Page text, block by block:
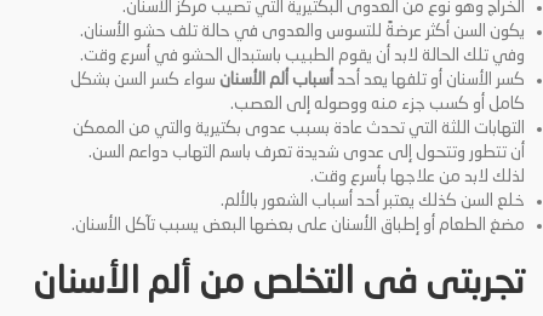
الخراج وهو نوع من العدوى البكتيرية التي تصيب مركز الأسنان.
يكون السن أكثر عرضةً للتسوس والعدوى في حالة تلف حشو الأسنان.
وفي تلك الحالة لابد أن يقوم الطبيب باستبدال الحشو في أسرع وقت.
كسر الأسنان أو تلفها يعد أحد أسباب ألم الأسنان سواء كسر السن بشكل
كامل أو كسب جزء منه ووصوله إلى العصب.
التهابات اللثة التي تحدث عادة بسبب عدوى بكتيرية والتي من الممكن
أن تتطور وتتحول إلى عدوى شديدة تعرف باسم التهاب دواعم السن.
لذلك لابد من علاجها بأسرع وقت.
خلع السن كذلك يعتبر أحد أسباب الشعور بالألم.
مضغ الطعام أو إطباق الأسنان على بعضها البعض يسبب تآكل الأسنان.
تجربتى فى التخلص من ألم الأسنان